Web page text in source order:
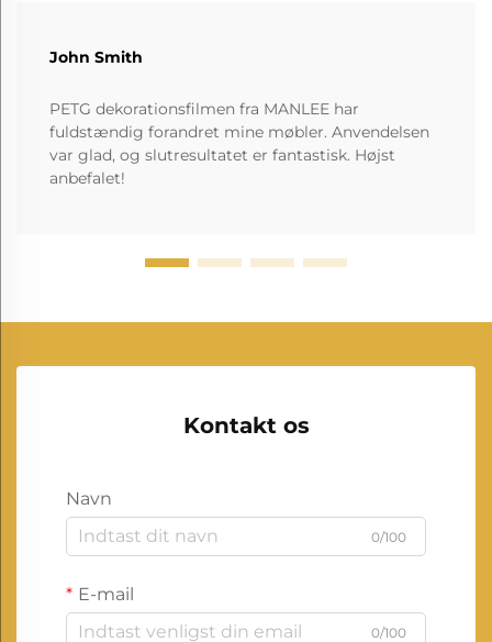
John Smith
PETG dekorationsfilmen fra MANLEE har
fuldstændig forandret mine møbler. Anvendelsen
var glad, og slutresultatet er fantastisk. Højst
anbefalet!
Kontakt os
Navn
0/100
E-mail
0/100